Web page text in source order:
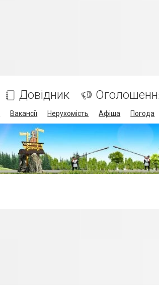
Довідник
Вакансії Нерухомість Афіша Погода